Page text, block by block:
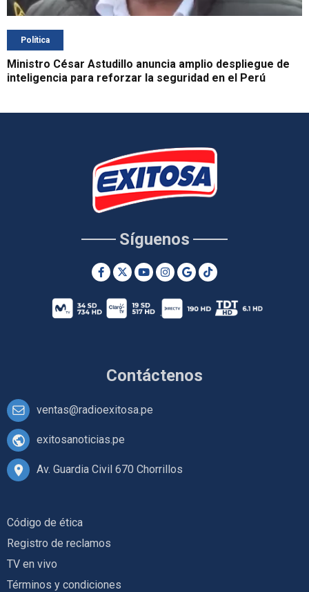
Política
Ministro César Astudillo anuncia amplio despliegue de
inteligencia para reforzar la seguridad en el Perú
Contáctenos
ventas@radioexitosa.pe
exitosanoticias.pe
Av. Guardia Civil 670 Chorrillos
Síguenos
Código de ética
Registro de reclamos
TV en vivo
Términos y condiciones